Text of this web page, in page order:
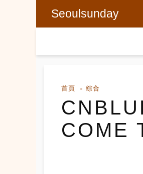
Seoulsunday
首頁 綜合
COME